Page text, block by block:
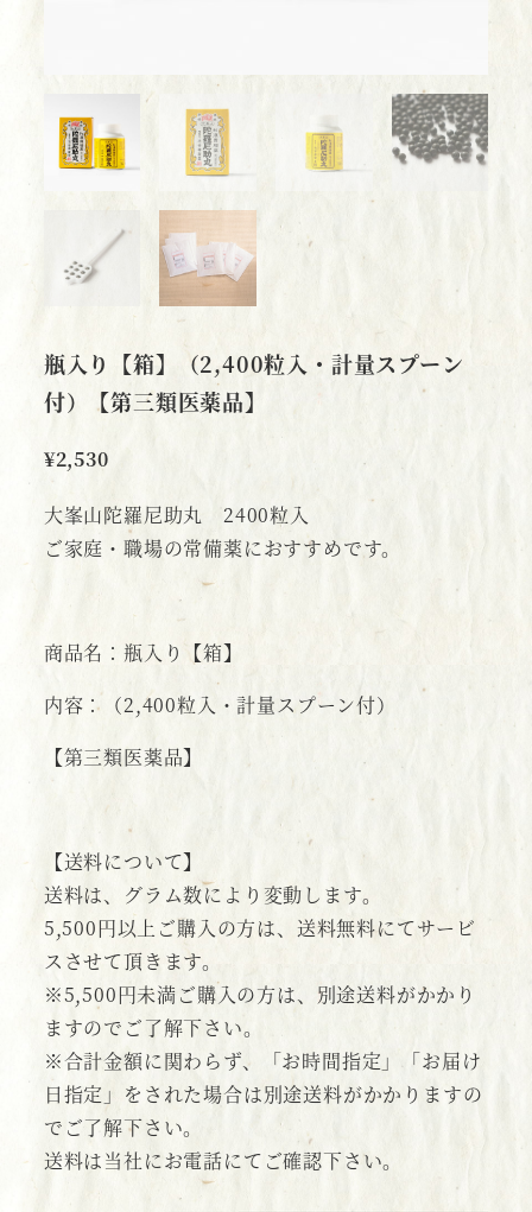
瓶入り【箱】（2,400粒入・計量スプーン
付）【第三類医薬品】
¥2,530
大峯山陀羅尼助丸 2400粒入
ご家庭・職場の常備薬におすすめです。
商品名：瓶入り【箱】
内容：（2,400粒入・計量スプーン付）
【第三類医薬品】
【送料について】
送料は、グラム数により変動します。
5,500円以上ご購入の方は、送料無料にてサービ
スさせて頂きます。
※5,500円未満ご購入の方は、別途送料がかかり
ますのでご了解下さい。
※合計金額に関わらず、「お時間指定」「お届け
日指定」をされた場合は別途送料がかかりますの
でご了解下さい。
送料は当社にお電話にてご確認下さい。